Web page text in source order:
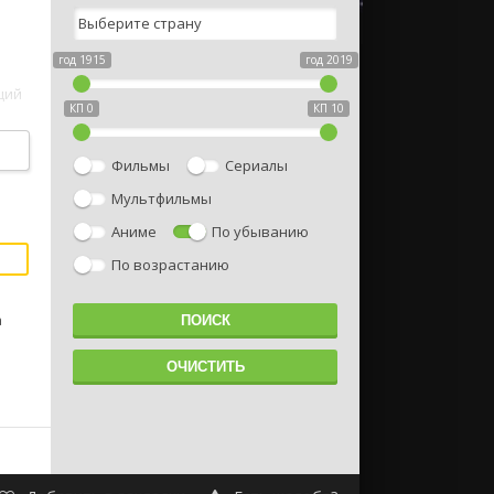
год 1915 год 2019
КП 0 КП 10
Фильмы
Сериалы
Мультфильмы
Аниме
По убыванию
По возрастанию